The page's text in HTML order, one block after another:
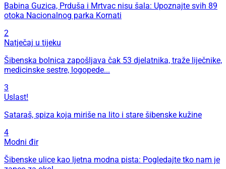
Babina Guzica, Prduša i Mrtvac nisu šala: Upoznajte svih 89
otoka Nacionalnog parka Kornati
2
Natječaj u tijeku
Šibenska bolnica zapošljava čak 53 djelatnika, traže liječnike,
medicinske sestre, logopede...
3
Uslast!
Sataraš, spiza koja miriše na lito i stare šibenske kužine
4
Modni đir
Šibenske ulice kao ljetna modna pista: Pogledajte tko nam je